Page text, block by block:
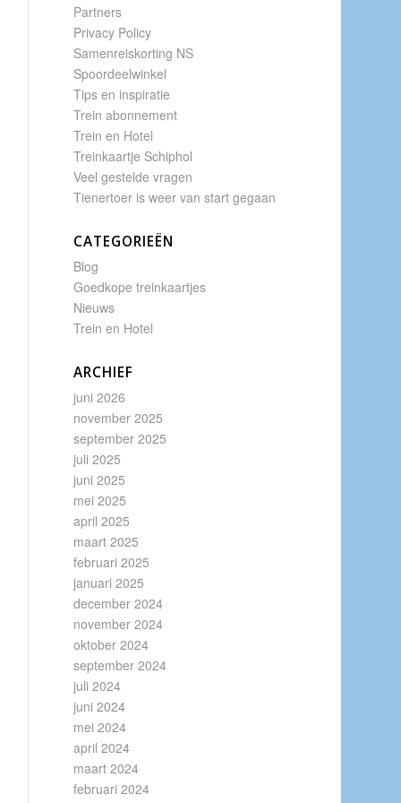
Partners
Privacy Policy
Samenreiskorting NS
Spoordeelwinkel
Tips en inspiratie
Trein abonnement
Trein en Hotel
Treinkaartje Schiphol
Veel gestelde vragen
Tienertoer is weer van start gegaan
CATEGORIEËN
Blog
Goedkope treinkaartjes
Nieuws
Trein en Hotel
ARCHIEF
juni 2026
november 2025
september 2025
juli 2025
juni 2025
mei 2025
april 2025
maart 2025
februari 2025
januari 2025
december 2024
november 2024
oktober 2024
september 2024
juli 2024
juni 2024
mei 2024
april 2024
maart 2024
februari 2024